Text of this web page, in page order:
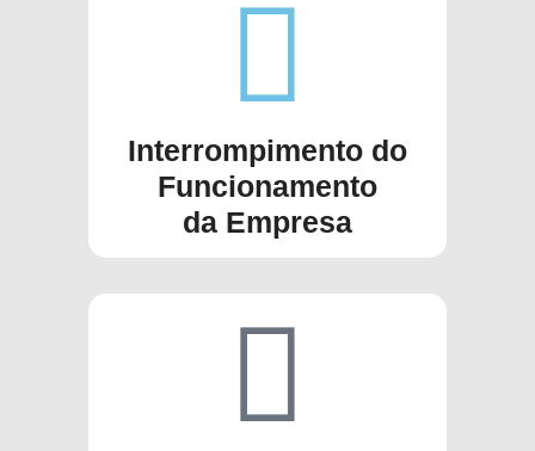
Interrompimento do
Funcionamento
da Empresa